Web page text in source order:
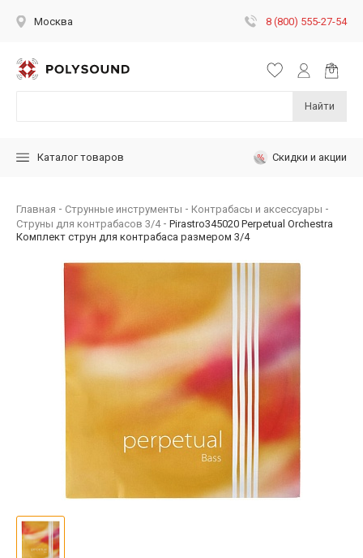
Москва 8 (800) 555-27-54
Найти
Каталог товаров Скидки и акции
Главная Струнные инструменты
Контрабасы и аксессуары
Струны для контрабасов 3/4
Pirastro345020 Perpetual Orchestra
Комплект струн для контрабаса размером 3/4